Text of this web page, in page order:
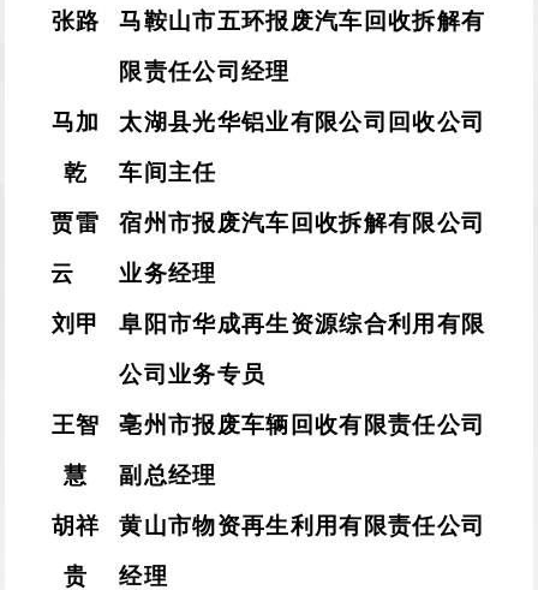
张路
马鞍山市五环报废汽车回收拆解有
限责任公司经理
马加
乾
太湖县光华铝业有限公司回收公司
车间主任
贾雷
云
宿州市报废汽车回收拆解有限公司
业务经理
刘甲
阜阳市华成再生资源综合利用有限
公司业务专员
王智
慧
亳州市报废车辆回收有限责任公司
副总经理
胡祥
贵
黄山市物资再生利用有限责任公司
经理